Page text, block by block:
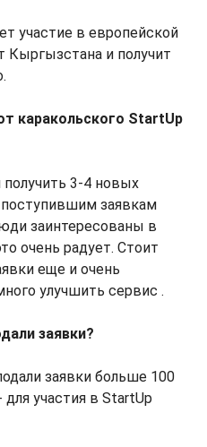
участие в европейской
Кыргызстана и получит
каракольского StartUp
3-4 новых
заявкам
заинтересованы в
очень радует. Стоит
еще и очень
улучшить сервис .
заявки?
заявки больше 100
участия в StartUp